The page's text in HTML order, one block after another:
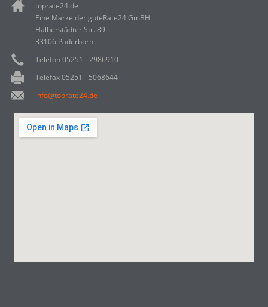
toprate24.de
Eine Marke der guteRate24 GmBH
Halberstädter Str. 89
33106 Paderborn
Telefon 05251 - 2986910
Telefax 05251 - 5068644
info@toprate24.de